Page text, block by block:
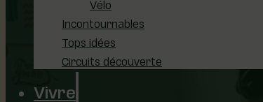
Vélo
Incontournables
Tops idées
Circuits découverte
Vivre
VOTRE MOBILITÉ ASSURÉE